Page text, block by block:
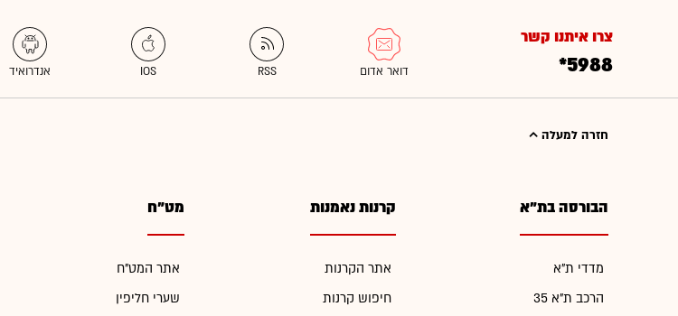
צרו איתנו קשר
*5988
חזרה למעלה
הבורסה בת"א
מדדי ת"א
הרכב ת"א 35
קרנות נאמנות
אתר הקרנות
חיפוש קרנות
מט"ח
אתר המט"ח
שערי חליפין